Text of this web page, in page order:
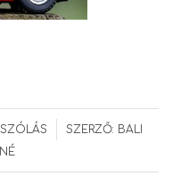
SZERZŐ: BALI